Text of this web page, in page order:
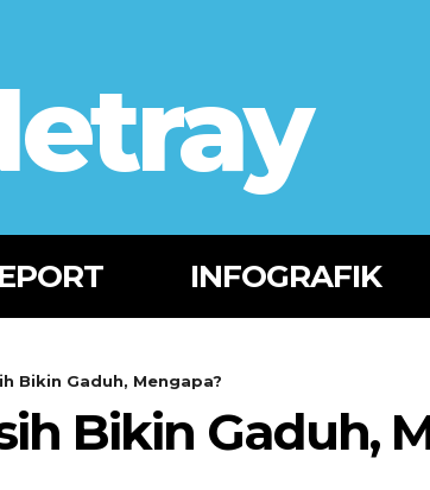
INFOGRAFIK
Bikin Gaduh, Mengapa?
Bikin Gaduh,